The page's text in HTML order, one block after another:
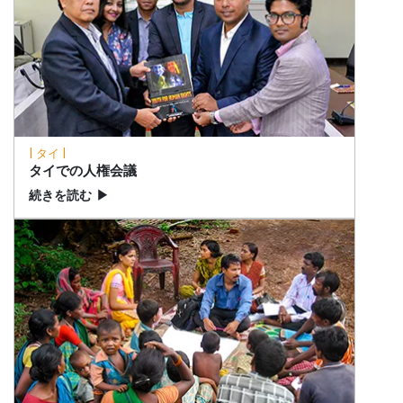
| タイ |
タイでの人権会議
続きを読む ▶